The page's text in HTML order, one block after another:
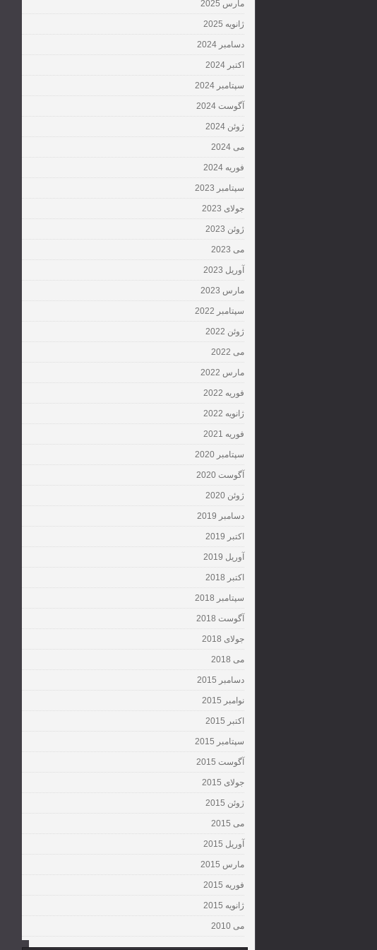
مارس 2025
ژانویه 2025
دسامبر 2024
اکتبر 2024
سپتامبر 2024
آگوست 2024
ژوئن 2024
می 2024
فوریه 2024
سپتامبر 2023
جولای 2023
ژوئن 2023
می 2023
آوریل 2023
مارس 2023
سپتامبر 2022
ژوئن 2022
می 2022
مارس 2022
فوریه 2022
ژانویه 2022
فوریه 2021
سپتامبر 2020
آگوست 2020
ژوئن 2020
دسامبر 2019
اکتبر 2019
آوریل 2019
اکتبر 2018
سپتامبر 2018
آگوست 2018
جولای 2018
می 2018
دسامبر 2015
نوامبر 2015
اکتبر 2015
سپتامبر 2015
آگوست 2015
جولای 2015
ژوئن 2015
می 2015
آوریل 2015
مارس 2015
فوریه 2015
ژانویه 2015
می 2010